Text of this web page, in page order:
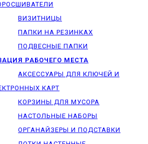
ВИЗИТНИЦЫ
ПАПКИ НА РЕЗИНКАХ
ПОДВЕСНЫЕ ПАПКИ
РАБОЧЕГО МЕСТА
АКСЕССУАРЫ ДЛЯ КЛЮЧЕЙ И
КАРТ
КОРЗИНЫ ДЛЯ МУСОРА
НАСТОЛЬНЫЕ НАБОРЫ
ОРГАНАЙЗЕРЫ И ПОДСТАВКИ